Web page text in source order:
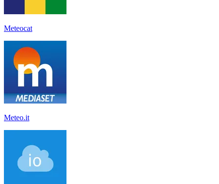
Meteocat
Meteo.it